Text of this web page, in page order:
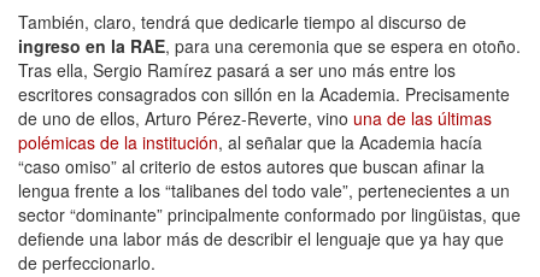
También, claro, tendrá que dedicarle tiempo al discurso de
ingreso en la RAE, para una ceremonia que se espera en otoño.
Tras ella, Sergio Ramírez pasará a ser uno más entre los
escritores consagrados con sillón en la Academia. Precisamente
de uno de ellos, Arturo Pérez-Reverte, vino una de las últimas
polémicas de la institución, al señalar que la Academia hacía
“caso omiso” al criterio de estos autores que buscan afinar la
lengua frente a los “talibanes del todo vale”, pertenecientes a un
sector “dominante” principalmente conformado por lingüistas, que
defiende una labor más de describir el lenguaje que ya hay que
de perfeccionarlo.